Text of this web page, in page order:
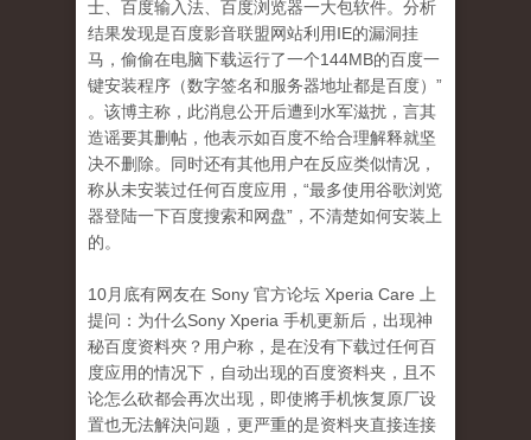
士、百度输入法、百度浏览器一大包软件。分析
结果发现是百度影音联盟网站利用IE的漏洞挂
马，偷偷在电脑下载运行了一个144MB的百度一
键安装程序（数字签名和服务器地址都是百度）”
。该博主称，此消息公开后遭到水军滋扰，言其
造谣要其删帖，他表示如百度不给合理解释就坚
决不删除。同时还有其他用户在反应类似情况，
称从未安装过任何百度应用，“最多使用谷歌浏览
器登陆一下百度搜索和网盘”，不清楚如何安装上
的。
10月底有网友在 Sony 官方论坛 Xperia Care 上
提问：为什么Sony Xperia 手机更新后，出现神
秘百度资料夾？用户称，是在没有下载过任何百
度应用的情况下，自动出现的百度资料夹，且不
论怎么砍都会再次出现，即使將手机恢复原厂设
置也无法解決问题，更严重的是资料夹直接连接